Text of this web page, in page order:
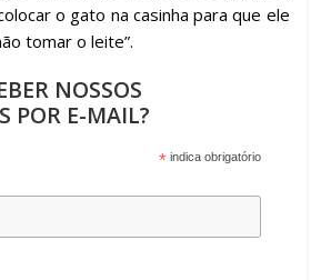
o gato na casinha para que ele
tomar o leite”.
NOSSOS
POR E-MAIL?
* indica obrigatório